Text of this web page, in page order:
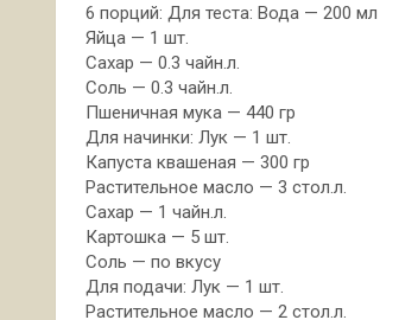
6 порций: Для теста: Вода — 200 мл
Яйца — 1 шт.
Сахар — 0.3 чайн.л.
Соль — 0.3 чайн.л.
Пшеничная мука — 440 гр
Для начинки: Лук — 1 шт.
Капуста квашеная — 300 гр
Растительное масло — 3 стол.л.
Сахар — 1 чайн.л.
Картошка — 5 шт.
Соль — по вкусу
Для подачи: Лук — 1 шт.
Растительное масло — 2 стол.л.